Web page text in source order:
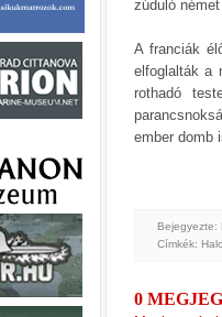
zúduló
A franciák
elfoglalták a
rothadó
ember domb
Bejegyezte:
Címkék:
0